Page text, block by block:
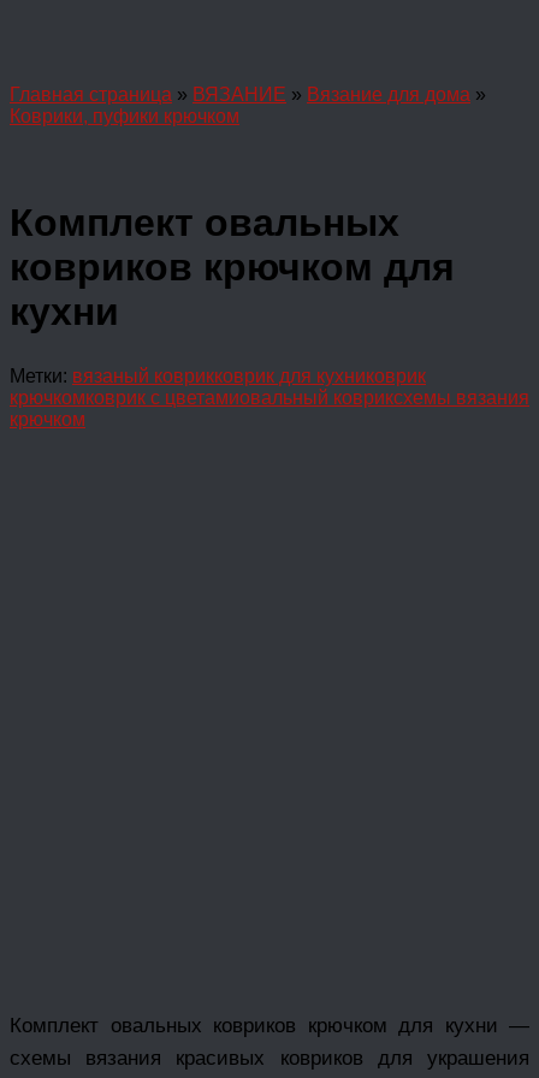
Главная страница » ВЯЗАНИЕ » Вязание для дома »
Коврики, пуфики крючком
Комплект овальных
ковриков крючком для
кухни
Метки: вязаный коврикковрик для кухниковрик
крючкомковрик с цветамиовальный ковриксхемы вязания
крючком
Комплект овальных ковриков крючком для кухни —
схемы вязания красивых ковриков для украшения